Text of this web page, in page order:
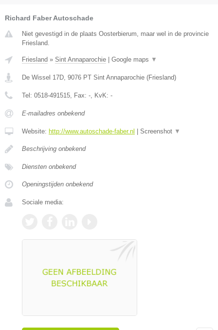
Richard Faber Autoschade
Niet gevestigd in de plaats Oosterbierum, maar wel in de provincie
Friesland.
Friesland » Sint Annaparochie | Google maps ▼
De Wissel 17D 9076 PT Sint Annaparochie (Friesland)
Tel: 0518-491515 , Fax: - , KvK: -
E-mailadres onbekend
Website: http://www.autoschade-faber.nl | Screenshot ▼
Beschrijving onbekend
Diensten onbekend
Openingstijden onbekend
Sociale media: